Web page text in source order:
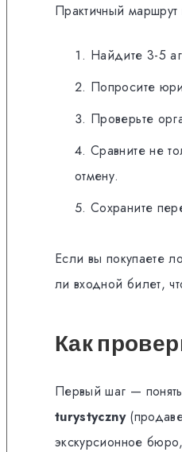
Практичный маршрут
Найдите 3-5
Попросите
Проверьте
Сравните не
отмену.
Сохраните
Если вы покупаете
ли входной билет,
Как
Первый шаг —
turystyczny
экскурсионное